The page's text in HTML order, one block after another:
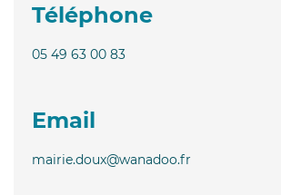
Téléphone
05 49 63 00 83
Email
mairie.doux@wanadoo.fr